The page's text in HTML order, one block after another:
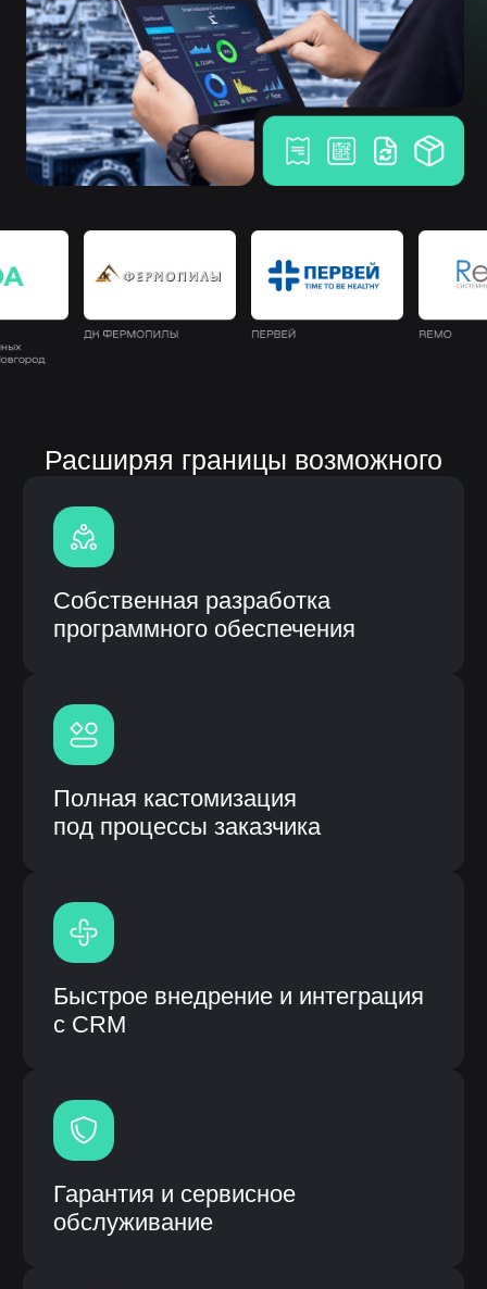
Расширяя границы возможного
Собственная разработка
Быстрое внедрение и интеграция
с CRM
Модульная система процессов
Высокая скорость работы
системы
Единая система вместо
разрозненных решений